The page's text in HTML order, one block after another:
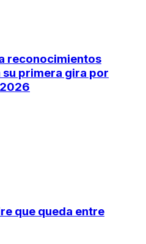
reconocimientos
primera gira por
que queda entre